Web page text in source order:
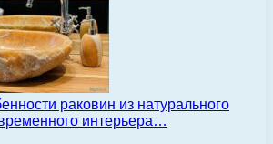
раковин из натурального
интерьера…